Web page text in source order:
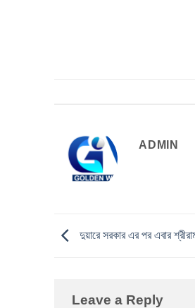
ADMIN
দুয়ারে সরকার এর পর এবার
Leave a Reply